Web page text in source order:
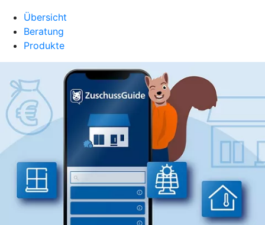
Übersicht
Beratung
Produkte